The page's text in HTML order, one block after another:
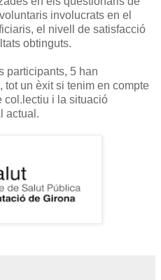
involucrats en el
el nivell de satisfacció
obtinguts.
participants, 5 han
un èxit si tenim en compte
col.lectiu i la situació
actual.